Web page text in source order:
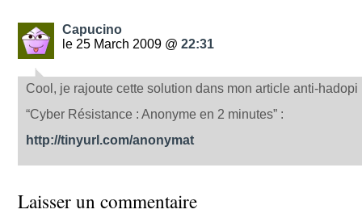
Capucino
le 25 March 2009 @ 22:31
Cool, je rajoute cette solution dans mon article anti-hadopi
“Cyber Résistance : Anonyme en 2 minutes” :
http://tinyurl.com/anonymat
Laisser un commentaire